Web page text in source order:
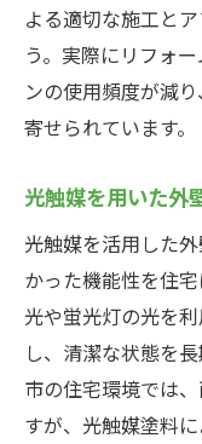
外壁塗装
外壁塗装
外壁塗装
外壁塗装
外壁塗装
外壁塗装
外壁塗装
外壁塗装
よる適切な施工と
う。実際にリフォ
ンの使用頻度が減
寄せられています。
光触媒を用いた外
光触媒を活用した
かった機能性を住
光や蛍光灯の光を
し、清潔な状態を
市の住宅環境では
すが、光触媒塗料